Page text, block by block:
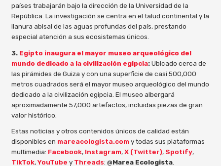
países trabajarán bajo la dirección de la Universidad de la
República. La investigación se centra en el talud continental y la
llanura abisal de las aguas profundas del país, prestando
especial atención a sus ecosistemas únicos.
3. Egipto inaugura el mayor museo arqueológico del
mundo dedicado a la civilización egipcia:Ubicado cerca de
las pirámides de Guiza y con una superficie de casi 500,000
metros cuadrados será el mayor museo arqueológico del mundo
dedicado a la civilización egipcia. El museo albergará
aproximadamente 57,000 artefactos, incluidas piezas de gran
valor histórico.
Estas noticias y otros contenidos únicos de calidad están
disponibles en mareacologista.com y todas sus plataformas
multimedia: Facebook, Instagram,X (Twitter),Spotify,
TikTok,YouTube y Threads: @Marea Ecologista.